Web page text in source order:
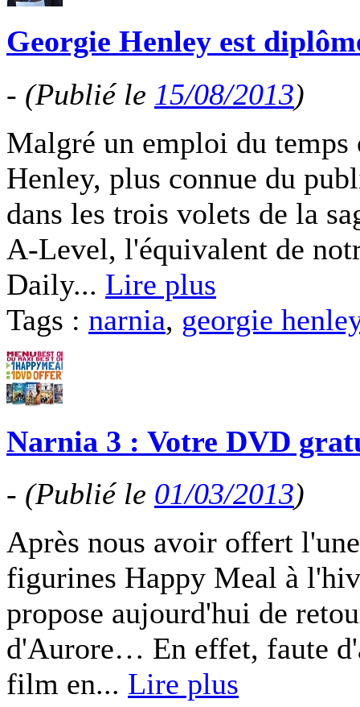
Georgie Henley est
- (Publié le 15/08/2013)
Malgré un emploi du temps
Henley, plus connue du
dans les trois volets de la
A-Level, l'équivalent de
Daily... Lire plus
Tags : narnia, georgie
Narnia 3 : Votre DVD
- (Publié le 01/03/2013)
Après nous avoir offert
figurines Happy Meal à
propose aujourd'hui de
d'Aurore… En effet, faute
film en... Lire plus